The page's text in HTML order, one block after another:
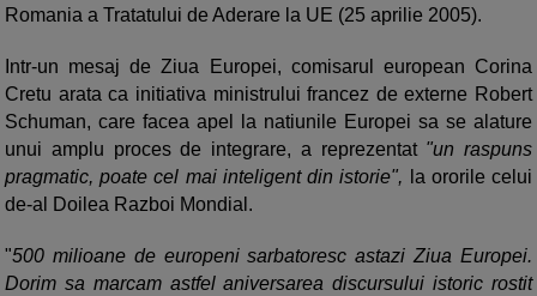
Romania a Tratatului de Aderare la UE (25 aprilie 2005).
Intr-un mesaj de Ziua Europei, comisarul european Corina
Cretu arata ca initiativa ministrului francez de externe Robert
Schuman, care facea apel la natiunile Europei sa se alature
unui amplu proces de integrare, a reprezentat "un raspuns
pragmatic, poate cel mai inteligent din istorie", la ororile celui
de-al Doilea Razboi Mondial.
"500 milioane de europeni sarbatoresc astazi Ziua Europei.
Dorim sa marcam astfel aniversarea discursului istoric rostit